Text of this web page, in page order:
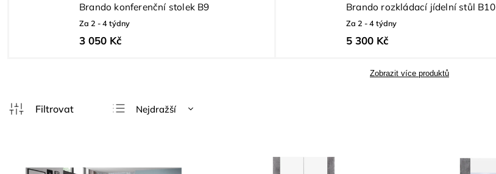
Brando konferenční stolek B9
Za 2 - 4 týdny
3 050 Kč
Brando rozkládací jídelní stůl B10
Za 2 - 4 týdny
5 300 Kč
Zobrazit více produktů
Nejdražší
Nejprodávanější